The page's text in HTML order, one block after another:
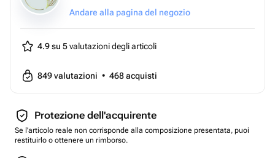
Andare alla pagina del negozio
4.9 su 5valutazioni degli articoli
849valutazioni • 468acquisti
Protezione dell'acquirente
Se l'articolo reale non corrisponde alla composizione presentata, puoi
restituirlo o ottenere un rimborso.